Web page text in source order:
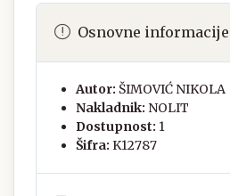
Osnovne informacije
Autor: ŠIMOVIĆ NIKOLA
Nakladnik: NOLIT
Dostupnost: 1
Šifra: K12787